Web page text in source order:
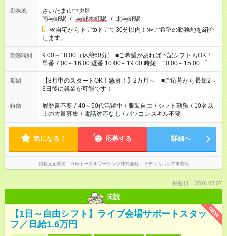
勤務地
さいたま市中央区
南与野駅 / 与野本町駅 / 北与野駅
≪自宅からドアtoドアで30分以内！≫ご希望の勤務地を紹介
します。
勤務時間
9:00～18:00（休憩60分） ■ご希望があれば下記シフトもOK！
早番 7:00～16:00 遅番 10:00～19:00 時短 10:00～15:00 「家
族と休みを合わせたい」 「余裕を持って夕飯の準備がしたい」
「できれば残業はしたくない」 など、ご希望を教えてください
ね。 ※Wワーク希望の方へ 今ご覧のお仕事で希望する勤務時間
と、もう1つのお仕事の勤務時間。 合計で週40時間を超える場
合は応募できません。
期間
【8月中のスタートOK！急募！】2カ月～ ■ご応募から最短2～
3日後に就業が可能です！
特徴 履歴書不要 / 40～50代活躍中 / 服装自由 / シフト勤務 / 10名以
上の大量募集 / 電話対応なし / パソコンスキル不要
気になる！ 応募する 詳細へ
掲載元企業名 日研トータルソーシング株式会社 メディカルケア事業部
掲載日：2026.08.07
未読
NEW
【1日～自由シフト】ライブ会場サポートスタッ
フ／日給1.6万円